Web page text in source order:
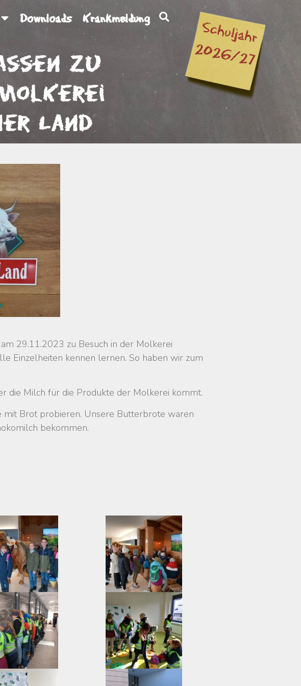
Downloads Krankmeldung
zu
Land
29.11.2023 zu Besuch in der Molkerei
Einzelheiten kennen lernen. So haben wir zum
die Milch für die Produkte der Molkerei kommt.
mit Brot probieren. Unsere Butterbrote waren
bekommen.